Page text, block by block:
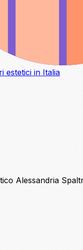
estetici in Italia
Alessandria